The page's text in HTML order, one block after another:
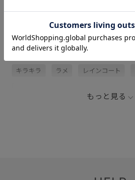
26RP撥水 2BUY10%OFF対象商品
キラキラ ラメ レインコート
もっと見る